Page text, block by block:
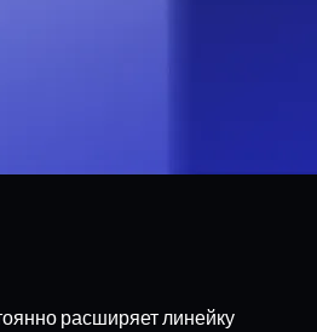
расширяет линейку